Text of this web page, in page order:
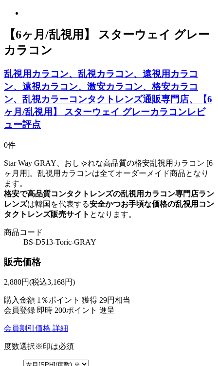
【6ヶ月/乱視用】 スターウェイ グレー
カラコン
乱視用カラコン、乱視カラコン、遠視用カラコ
ン、遠視カラコン、激安カラコン、格安カラコ
ン、乱視カラーコンタクトレンズ通販専門店、【6
ヶ月/乱視用】 スターウェイ グレーカラコンレビ
ュー評点
0件
Star Way GRAY、おしゃれな高品質の格安乱視用カラコン [6
ヶ月用]。乱視用カラコンは全てオーダーメイド商品となり
ます。
格安で高品質コンタクトレンズの乱視用カラコン専門店ラン
レンズは韓国を代表する安全かつお手頃な価格の乱視用コン
タクトレンズ販売サイト となります。
商品コード
BS-D513-Toric-GRAY
販売価格
2,880円(税込3,168円)
購入金額 1％ポイント 獲得 29円相当
会員登録 即時 200ポイント 進呈
会員割引価格 詳細
度数選択※印は必須